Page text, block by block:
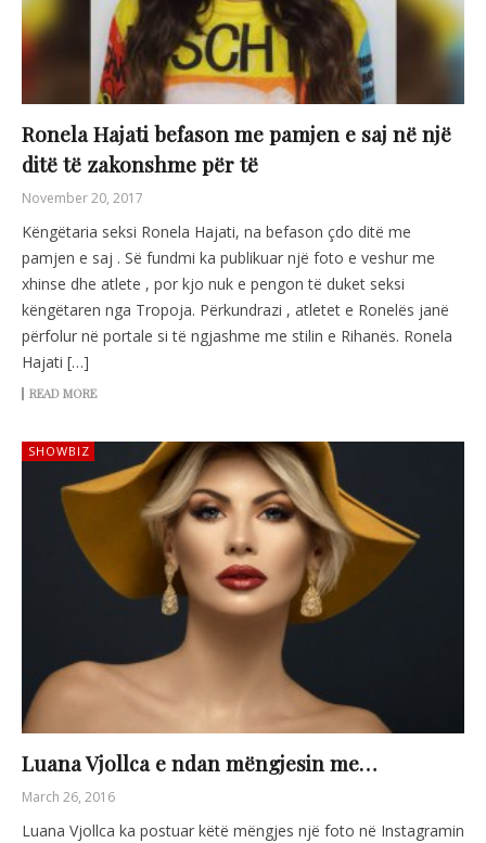
Ronela Hajati befason me pamjen e saj në një
ditë të zakonshme për të
November 20, 2017
Këngëtaria seksi Ronela Hajati, na befason çdo ditë me
pamjen e saj . Së fundmi ka publikuar një foto e veshur me
xhinse dhe atlete , por kjo nuk e pengon të duket seksi
këngëtaren nga Tropoja. Përkundrazi , atletet e Ronelës janë
përfolur në portale si të ngjashme me stilin e Rihanës. Ronela
Hajati […]
READ MORE
SHOWBIZ
Luana Vjollca e ndan mëngjesin me…
March 26, 2016
Luana Vjollca ka postuar këtë mëngjes një foto në Instagramin